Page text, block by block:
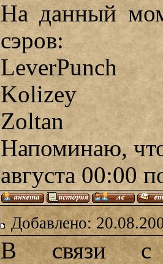
На данный
сэров:
LeverPunch
Kolizey
Zoltan
Напоминаю,
августа 00:00
Добавлено:
В связи с